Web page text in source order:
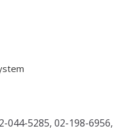
5285, 02-198-6956,